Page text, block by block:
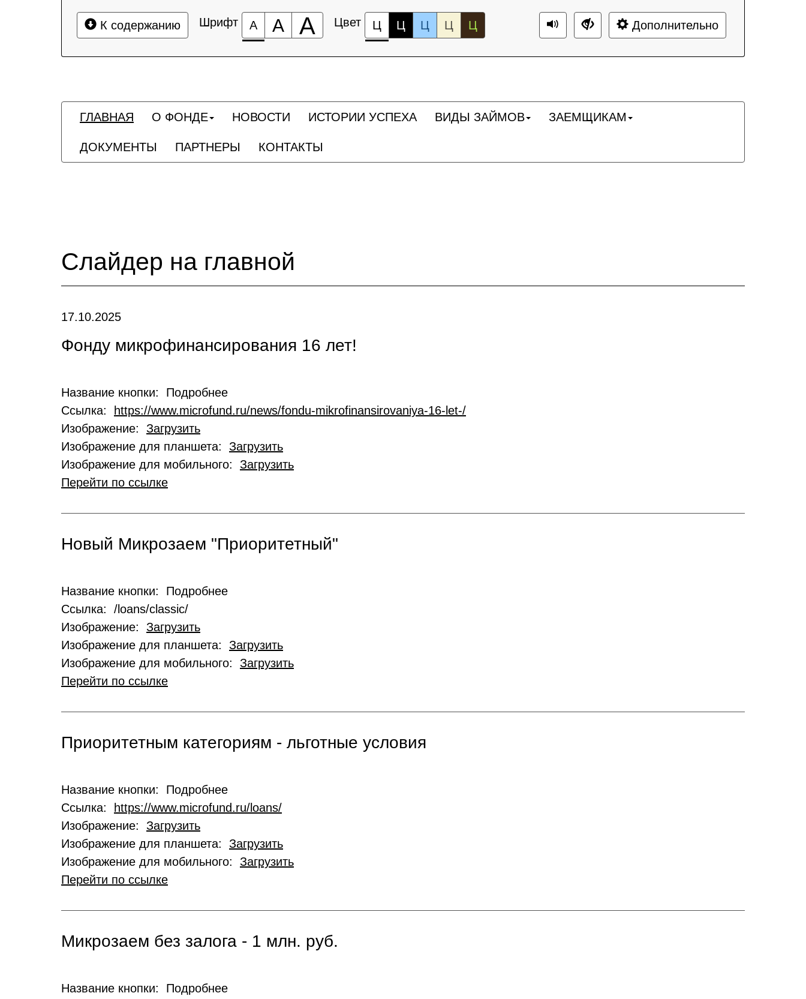
К содержанию Шрифт А А А Цвет Ц Ц Ц Ц Ц Дополнительно
ГЛАВНАЯ О ФОНДЕ НОВОСТИ ИСТОРИИ УСПЕХА ВИДЫ ЗАЙМОВ ЗАЕМЩИКАМ
ДОКУМЕНТЫ ПАРТНЕРЫ КОНТАКТЫ
Слайдер на главной
17.10.2025
Фонду микрофинансирования 16 лет!
Название кнопки: Подробнее
Ссылка:
https://www.microfund.ru/news/fondu-mikrofinansirovaniya-16-let-/
Изображение: Загрузить
Изображение для планшета: Загрузить
Изображение для мобильного: Загрузить
Перейти по ссылке
Новый Микрозаем "Приоритетный"
Название кнопки: Подробнее
Ссылка: /loans/classic/
Изображение: Загрузить
Изображение для планшета: Загрузить
Изображение для мобильного: Загрузить
Перейти по ссылке
Приоритетным категориям - льготные условия
Название кнопки: Подробнее
Ссылка:
https://www.microfund.ru/loans/
Изображение: Загрузить
Изображение для планшета: Загрузить
Изображение для мобильного: Загрузить
Перейти по ссылке
Микрозаем без залога - 1 млн. руб.
Название кнопки: Подробнее